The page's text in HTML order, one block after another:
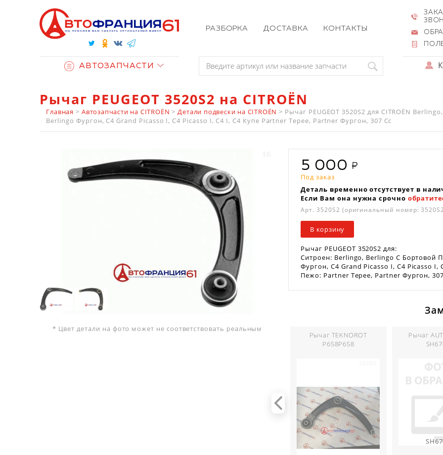
РАЗБОРКА ДОСТАВКА КОНТАКТЫ
АВТОЗАПЧАСТИ
Рычаг PEUGEOT 3520S2 на CITROËN
Главная > Автозапчасти на CITROËN >Детали подвески на CITROËN > Рычаг PEUGEOT 3520S2 для CITROËN
Berlingo Фургон, C4 Grand Picasso I, C4 Picasso I, C4 I, C4 Купе Partner Tepee, Partner Фургон, 307 Cc
* Цвет детали на фото может не соответствовать реальным
5 000
Под заказ
Деталь временно отсутствует в
Если Вам она нужна срочно
Арт.3520S2 (оригинальный номер:
В корзину
Рычаг PEUGEOT 3520S2 для:
Ситроен: Berlingo, Berlingo C Бортовой
Фургон, C4 Grand Picasso I, C4 Picasso I,
Пежо: Partner Tepee, Partner Фургон,
Рычаг TEKNOROT
P658P658
Рычаг